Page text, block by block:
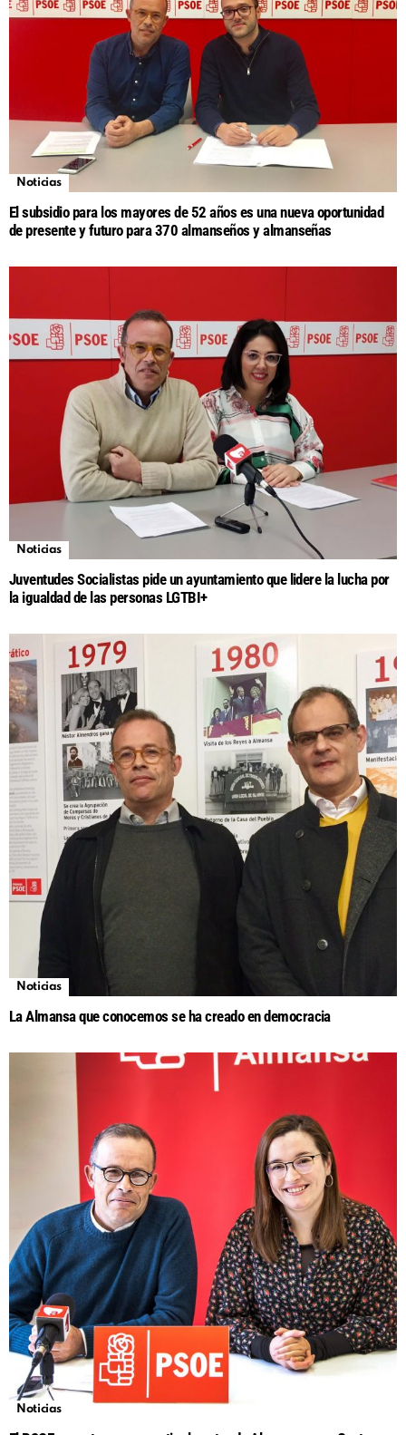
Noticias
El subsidio para los mayores de 52 años es una nueva oportunidad
de presente y futuro para 370 almanseños y almanseñas
Noticias
Juventudes Socialistas pide un ayuntamiento que lidere la lucha por
la igualdad de las personas LGTBI+
Noticias
La Almansa que conocemos se ha creado en democracia
Noticias